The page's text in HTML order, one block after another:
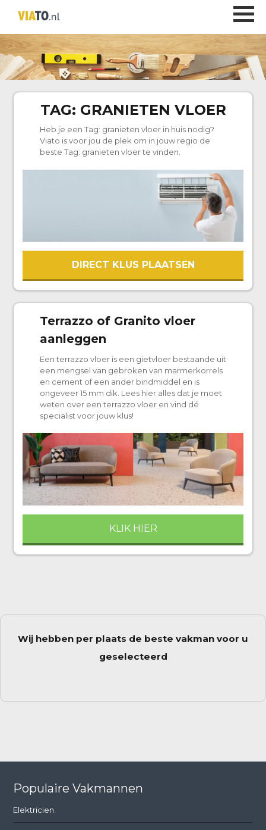
TAG: GRANIETEN VLOER
Heb je een Tag: granieten vloerin huis nodig?
Viato is voor jou de plek om in jouw regio de
beste Tag: granieten vloerte vinden.
DIRECT KLUS PLAATSEN
Terrazzo of Granito vloer
aanleggen
Een terrazzo vloer is een gietvloer bestaande uit
een mengsel van gebroken van marmerkorrels
en cement of een ander bindmiddel en is
ongeveer 15 mm dik. Lees hier alles dat je moet
weten over een terrazzo vloer en vind dé
specialist voor jouw klus!
KLIK HIER
Wij hebben per plaats de beste vakman voor u
geselecteerd
Populaire Vakmannen
Elektricien